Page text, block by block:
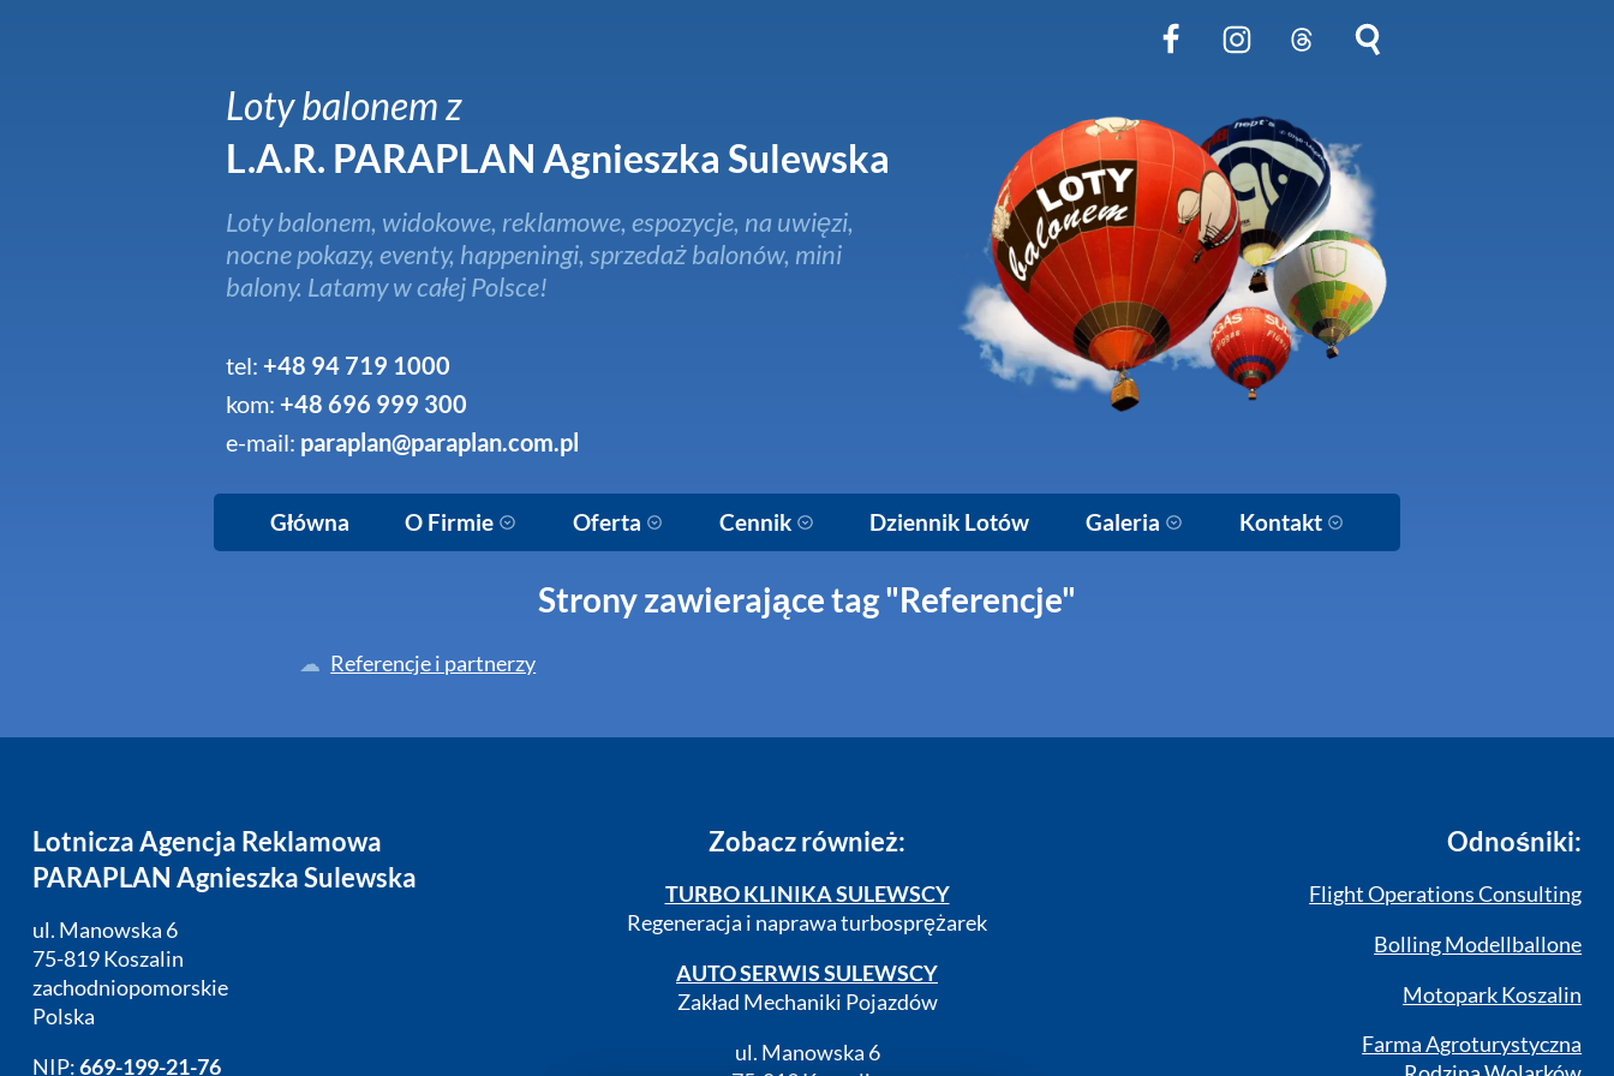
Loty balonem z
L.A.R. PARAPLAN Agnieszka Sulewska
Loty balonem, widokowe, reklamowe, espozycje, na uwięzi,
nocne pokazy, eventy, happeningi, sprzedaż balonów, mini
balony. Latamy w całej Polsce!
tel: +48 94 719 1000
kom: +48 696 999 300
e-mail: paraplan@paraplan.com.pl
Główna O Firmie Oferta Cennik Dziennik Lotów Galeria Kontakt
Strony zawierające tag "Referencje"
Referencje i partnerzy
Lotnicza Agencja Reklamowa
PARAPLAN Agnieszka Sulewska
ul. Manowska 6
75-819 Koszalin
zachodniopomorskie
Polska
NIP:669-199-21-76
Zobacz również:
TURBO KLINIKA SULEWSCY
Regeneracja i naprawa turbosprężarek
AUTO SERWIS SULEWSCY
Zakład Mechaniki Pojazdów
ul. Manowska 6
Odnośniki:
Flight Operations Consulting
Bolling Modellballone
Motopark Koszalin
Farma Agroturystyczna